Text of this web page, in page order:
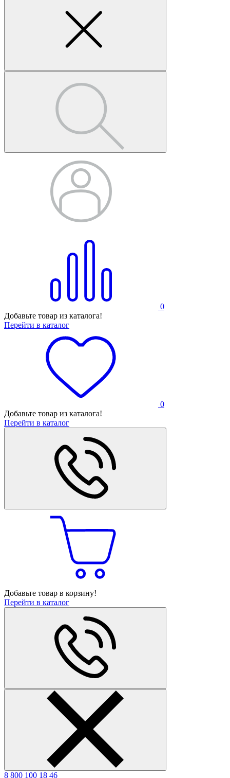
0
Добавьте товар из каталога!
Перейти в каталог
0
Добавьте товар из каталога!
Перейти в каталог
Добавьте товар в корзину!
Перейти в каталог
8 800 100 18 46